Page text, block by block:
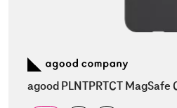
agood PLNTPRTCT MagSafe